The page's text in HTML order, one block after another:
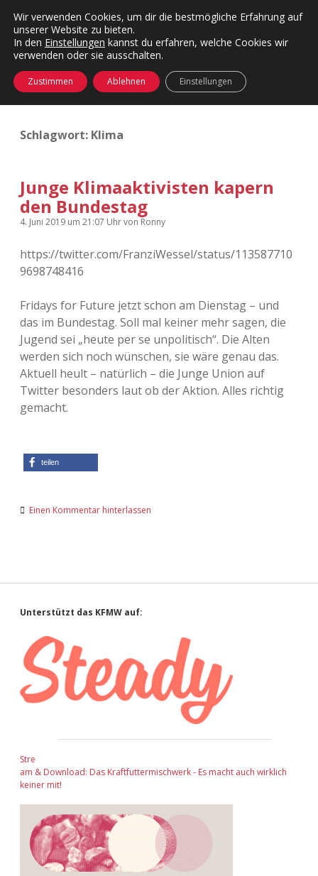
Kategorien
Menü
24 Hours Chilling
Die Wende
kfmw.stuff
Täglicher Sinnwahn
Visuelles
Wandnotizen
KFMW-Disco
Dates
Adventskalender
Adventskalender 2012
Adventskalender 2013
Adventskalender 2014
Adventskalender 2018
Adventskalender 2020
Adventskalender 2021
Adventskalender 2022
Adventskalender 2023
Adventskalender 2024
facebook
instagram
rss soundcloud
vimeo Bluesky
öffnen
Schlagwort: Klima
Junge Klimaaktivisten kapern
den Bundestag
4. Juni 2019 um 21:07 Uhrvon Ronny
https://twitter.com/FranziWessel/status/113587710
9698748416
Fridays for Future jetzt schon am Dienstag – und
das im Bundestag. Soll mal keiner mehr sagen, die
Jugend sei „heute per se unpolitisch“. Die Alten
werden sich noch wünschen, sie wäre genau das.
Aktuell heult – natürlich – die Junge Union auf
Twitter besonders laut ob der Aktion. Alles richtig
gemacht.
teilen
Einen Kommentar hinterlassen
Sidebar
Unterstützt das KFMW auf:
Stre
am & Download: Das Kraftfuttermischwerk - Es macht auch wirklich
keiner mit!
Wir verwenden Cookies, um dir die bestmögliche Erfahrung auf
unserer Website zu bieten.
In den Einstellungen kannst du erfahren, welche Cookies wir
verwenden oder sie ausschalten.
Zustimmen Ablehnen Einstellungen